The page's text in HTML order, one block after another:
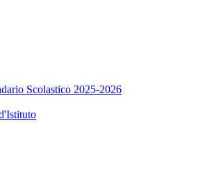
Scolastico 2025-2026